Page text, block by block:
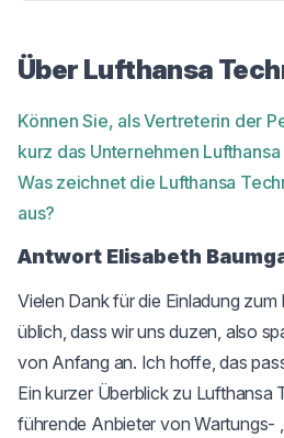
Über Lufthansa
Können Sie, als Vertreterin der
kurz das Unternehmen
Was zeichnet die Lufthansa
aus?
Antwort Elisabeth
Vielen Dank für die Einladung
üblich, dass wir uns duzen, also
von Anfang an. Ich hoffe, das
Ein kurzer Überblick zu Lufthansa
führende Anbieter von Wartungs- ,